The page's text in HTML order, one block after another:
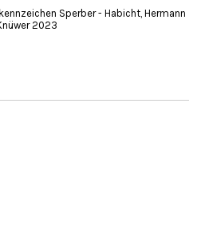
Sperber - Habicht, Hermann
2023